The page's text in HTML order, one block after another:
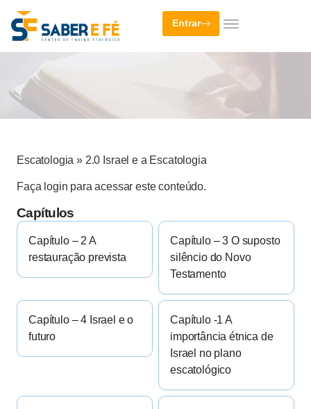
Entrar
Escatologia » 2.0 Israel e a Escatologia
Faça login para acessar este conteúdo.
Capítulos
Capítulo – 2 A
restauração prevista
Capítulo – 3 O suposto
silêncio do Novo
Testamento
Capítulo – 4 Israel e o
futuro
Capítulo -1 A
importância étnica de
Israel no plano
escatológico